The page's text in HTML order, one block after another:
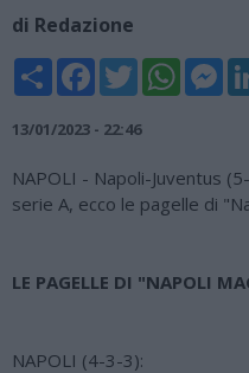
di Redazione
Share FacebookTwitter
13/01/2023 - 22:46
NAPOLI - Napoli-Juventus
serie A, ecco le pagelle di
LE PAGELLE DI "NAPOLI
NAPOLI (4-3-3):